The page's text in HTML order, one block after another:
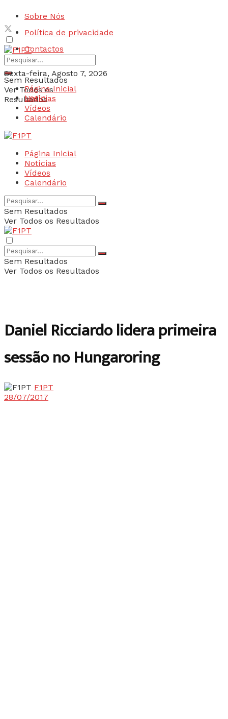
Sobre Nós
Política de privacidade
Contactos
Sexta-feira, Agosto 7, 2026
Login
Sem Resultados
Ver Todos os
Resultados
Página Inicial
Notícias
Vídeos
Calendário
Página Inicial
Notícias
Vídeos
Calendário
Sem Resultados
Ver Todos os Resultados
Sem Resultados
Ver Todos os Resultados
Daniel Ricciardo lidera primeira
sessão no Hungaroring
F1PT
28/07/2017